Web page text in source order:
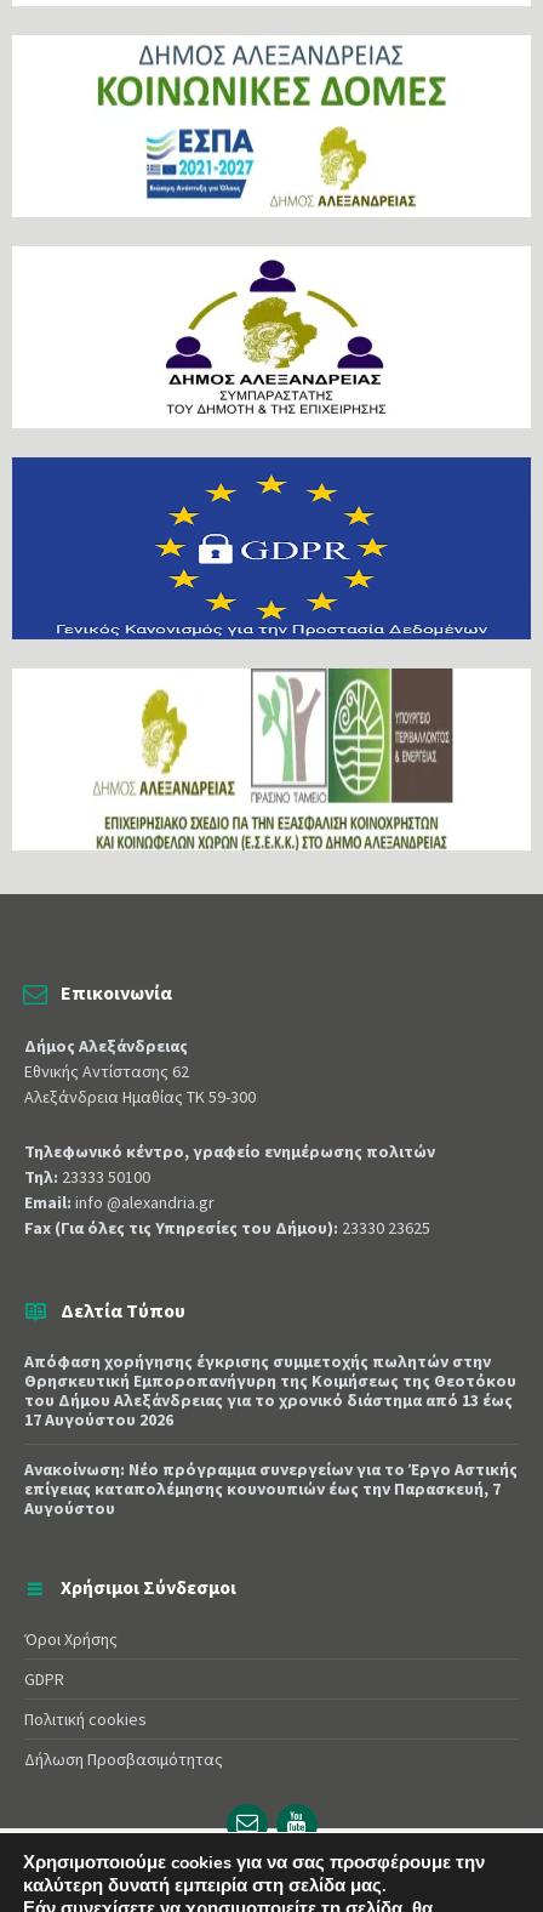
Επικοινωνία
Δήμος Αλεξάνδρειας
Εθνικής Αντίστασης 62
Αλεξάνδρεια Ημαθίας ΤΚ 59-300
Τηλεφωνικό κέντρο, γραφείο ενημέρωσης πολιτών
Τηλ: 23333 50100
Email: info @alexandria.gr
Fax (Για όλες τις Υπηρεσίες του Δήμου): 23330 23625
Δελτία Τύπου
Απόφαση χορήγησης έγκρισης συμμετοχής πωλητών στην
Θρησκευτική Εμποροπανήγυρη της Κοιμήσεως της Θεοτόκου
του Δήμου Αλεξάνδρειας για το χρονικό διάστημα από 13 έως
17 Αυγούστου 2026
Ανακοίνωση: Νέο πρόγραμμα συνεργείων για το Έργο Αστικής
επίγειας καταπολέμησης κουνουπιών έως την Παρασκευή, 7
Αυγούστου
Χρήσιμοι Σύνδεσμοι
Όροι Χρήσης
GDPR
Πολιτική cookies
Δήλωση Προσβασιμότητας
Email
url
YouTube
url
© 2025 Δήμος Αλεξάνδρειας | Powered byApogee
Χρησιμοποιούμε cookies για να σας προσφέρουμε την
καλύτερη δυνατή εμπειρία στη σελίδα μας.